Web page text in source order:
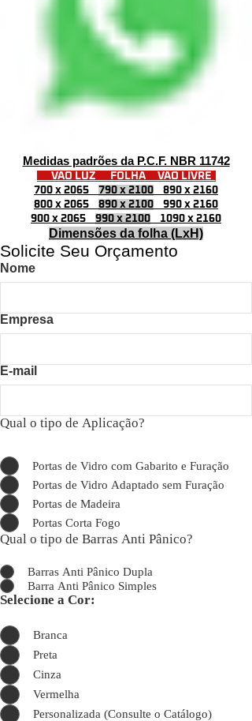
Medidas padrões da P.C.F. NBR 11742
VÃO LUZ FOLHA VÃO LIVRE
700 x 2065 790 x 2100 890 x 2160
800 x 2065 890 x 2100 990 x 2160
900 x 2065 990 x 2100 1090 x 2160
Dimensões da folha (LxH)
Solicite Seu Orçamento
Nome
Empresa
E-mail
Qual o tipo de Aplicação?
Portas de Vidro com Gabarito e Furação
Portas de Vidro Adaptado sem Furação
Portas de Madeira
Portas Corta Fogo
Qual o tipo de Barras Anti Pânico?
Barras Anti Pânico Dupla
Barra Anti Pânico Simples
Selecione a Cor:
Branca
Preta
Cinza
Vermelha
Personalizada (Consulte o Catálogo)